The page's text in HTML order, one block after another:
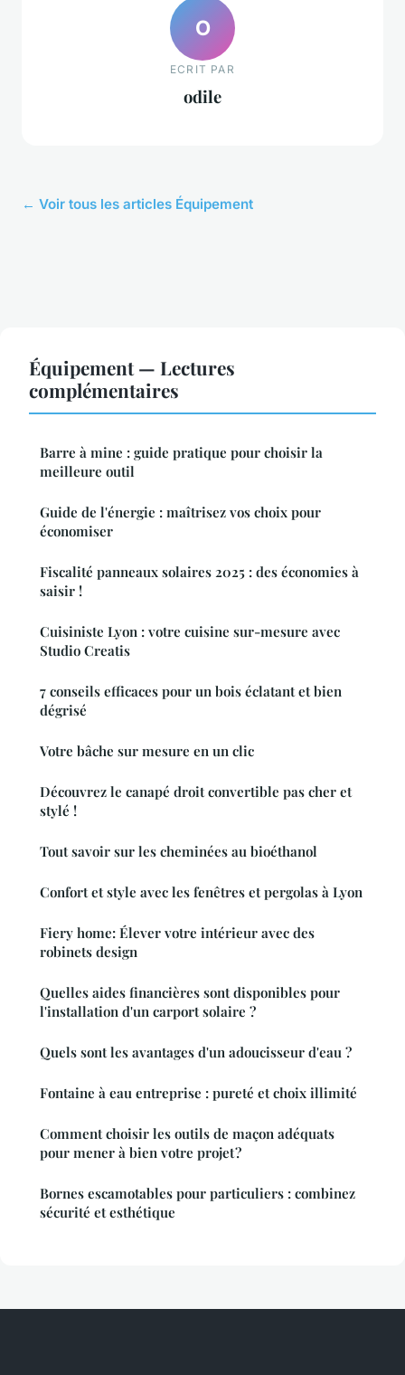
O
ECRIT PAR
odile
← Voir tous les articles Équipement
Équipement — Lectures
complémentaires
Barre à mine : guide pratique pour choisir la
meilleure outil
Guide de l'énergie : maîtrisez vos choix pour
économiser
Fiscalité panneaux solaires 2025 : des économies à
saisir !
Cuisiniste Lyon : votre cuisine sur-mesure avec
Studio Creatis
7 conseils efficaces pour un bois éclatant et bien
dégrisé
Votre bâche sur mesure en un clic
Découvrez le canapé droit convertible pas cher et
stylé !
Tout savoir sur les cheminées au bioéthanol
Confort et style avec les fenêtres et pergolas à Lyon
Fiery home: Élever votre intérieur avec des
robinets design
Quelles aides financières sont disponibles pour
l'installation d'un carport solaire ?
Quels sont les avantages d'un adoucisseur d'eau ?
Fontaine à eau entreprise : pureté et choix illimité
Comment choisir les outils de maçon adéquats
pour mener à bien votre projet ?
Bornes escamotables pour particuliers : combinez
sécurité et esthétique